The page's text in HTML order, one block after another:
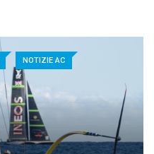
NOTIZIE AC